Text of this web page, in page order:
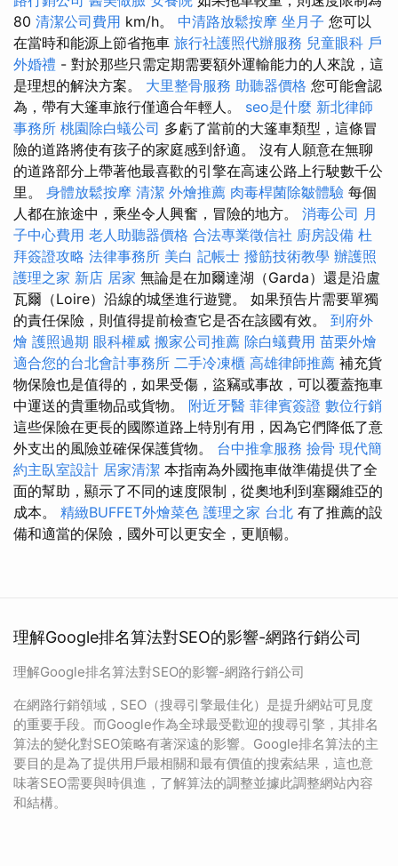
80 清潔公司費用 km/h。 中清路放鬆按摩 坐月子 您可以
在當時和能源上節省拖車 旅行社護照代辦服務 兒童眼科 戶
外婚禮 - 對於那些只需定期需要額外運輸能力的人來說，這
是理想的解決方案。 大里整骨服務 助聽器價格 您可能會認
為，帶有大篷車旅行僅適合年輕人。 seo是什麼 新北律師
事務所 桃園除白蟻公司 多虧了當前的大篷車類型，這條冒
險的道路將使有孩子的家庭感到舒適。 沒有人願意在無聊
的道路部分上帶著他最喜歡的引擎在高速公路上行駛數千公
里。 身體放鬆按摩 清潔 外燴推薦 肉毒桿菌除皺體驗 每個
人都在旅途中，乘坐令人興奮，冒險的地方。 消毒公司 月
子中心費用 老人助聽器價格 合法專業徵信社 廚房設備 杜
拜簽證攻略 法律事務所 美白 記帳士 撥筋技術教學 辦護照
護理之家 新店 居家 無論是在加爾達湖（Garda）還是沿盧
瓦爾（Loire）沿線的城堡進行遊覽。 如果預告片需要單獨
的責任保險，則值得提前檢查它是否在該國有效。 到府外
燴 護照過期 眼科權威 搬家公司推薦 除白蟻費用 苗栗外燴
適合您的台北會計事務所 二手冷凍櫃 高雄律師推薦 補充貨
物保險也是值得的，如果受傷，盜竊或事故，可以覆蓋拖車
中運送的貴重物品或貨物。 附近牙醫 菲律賓簽證 數位行銷
這些保險在更長的國際道路上特別有用，因為它們降低了意
外支出的風險並確保保護貨物。 台中推拿服務 撿骨 現代簡
約主臥室設計 居家清潔 本指南為外國拖車做準備提供了全
面的幫助，顯示了不同的速度限制，從奧地利到塞爾維亞的
成本。 精緻BUFFET外燴菜色 護理之家 台北 有了推薦的設
備和適當的保險，國外可以更安全，更順暢。
理解Google排名算法對SEO的影響-網路行銷公司
理解Google排名算法對SEO的影響-網路行銷公司
在網路行銷領域，SEO（搜尋引擎最佳化）是提升網站可見度
的重要手段。而Google作為全球最受歡迎的搜尋引擎，其排名
算法的變化對SEO策略有著深遠的影響。Google排名算法的主
要目的是為了提供用戶最相關和最有價值的搜索結果，這也意
味著SEO需要與時俱進，了解算法的調整並據此調整網站內容
和結構。